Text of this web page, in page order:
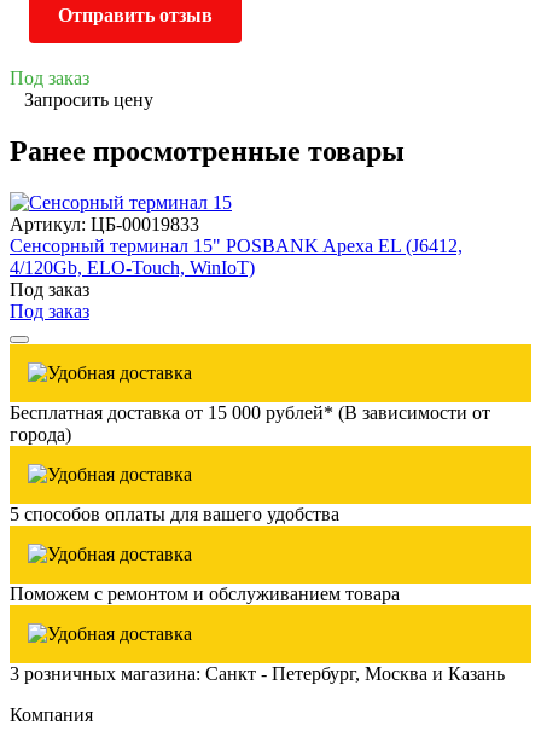
Отправить отзыв
Под заказ
Запросить цену
Ранее просмотренные товары
Артикул: ЦБ-00019833
Сенсорный терминал 15" POSBANK Apexa EL (J6412,
4/120Gb, ELO-Touch, WinIoT)
Под заказ
Под заказ
Бесплатная доставка от 15 000 рублей* (В зависимости от
города)
5 способов оплаты для вашего удобства
Поможем с ремонтом и обслуживанием товара
3 розничных магазина: Санкт - Петербург, Москва и Казань
Компания